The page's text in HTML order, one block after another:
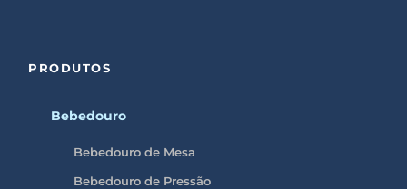
PRODUTOS
Bebedouro
Bebedouro de Mesa
Bebedouro de Pressão